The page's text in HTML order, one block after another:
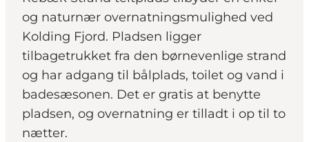
og naturnær overnatningsmulighed ved
Kolding Fjord. Pladsen ligger
tilbagetrukket fra den børnevenlige strand
og har adgang til bålplads, toilet og vand i
badesæsonen. Det er gratis at benytte
pladsen, og overnatning er tilladt i op til to
nætter.